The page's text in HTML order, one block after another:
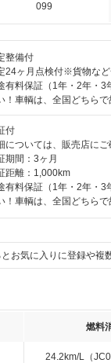
099
整備付
24ヶ月点検付※貨物な
有料保証（1年・2年・3
！車輌は、全国どちらで
付
については、販売店にご
期間：3ヶ月
距離：1,000km
有料保証（1年・2年・3
！車輌は、全国どちらで
お気に入りに登録や複
燃料
24.2km/L（